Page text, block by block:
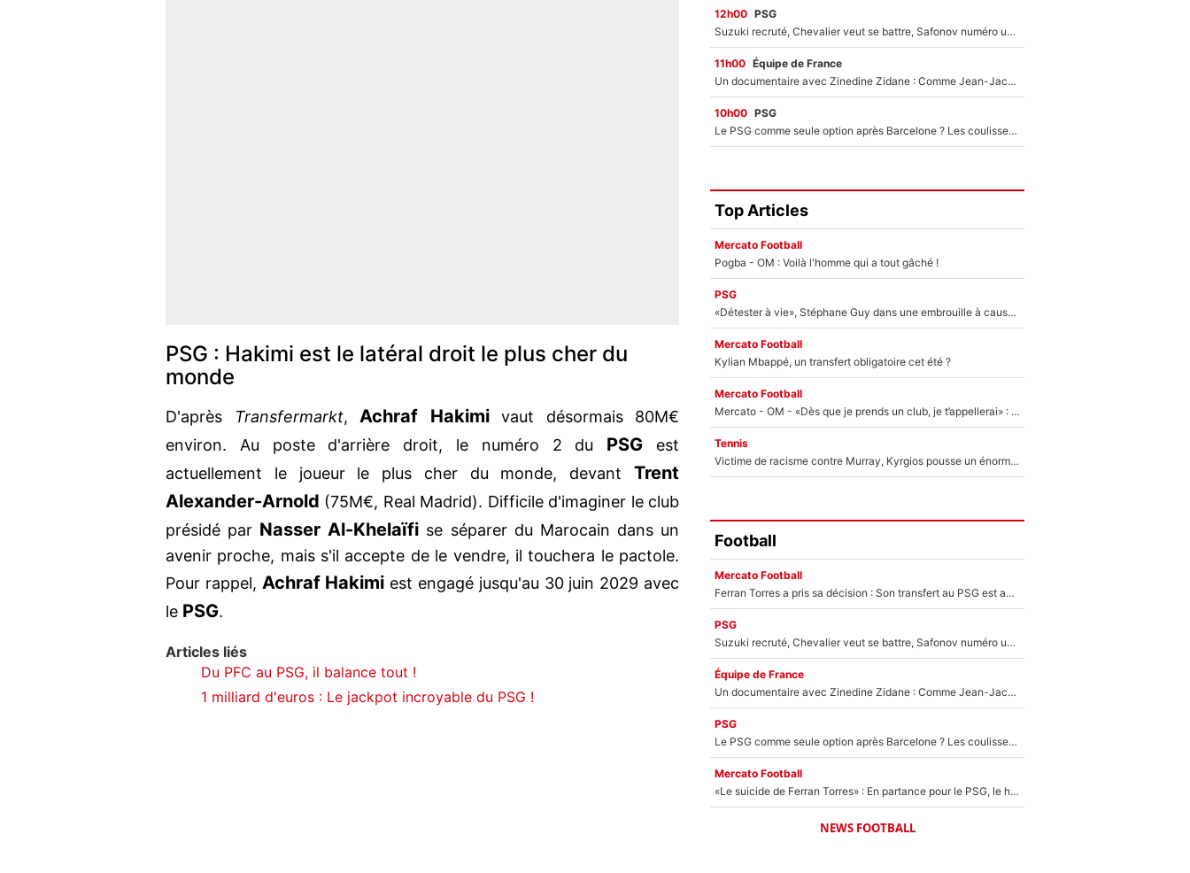
PSG : Hakimi est le latéral droit le plus cher du
monde
D'après Transfermarkt, Achraf Hakimivaut désormais 80M€
environ. Au poste d'arrière droit, le numéro 2 du PSG est
actuellement le joueur le plus cher du monde, devant Trent
Alexander-Arnold (75M€, Real Madrid). Difficile d'imaginer le club
présidé par Nasser Al-Khelaïfi se séparer du Marocain dans un
avenir proche, mais s'il accepte de le vendre, il touchera le pactole.
Pour rappel, Achraf Hakimi est engagé jusqu'au 30 juin 2029 avec
le PSG.
Articles liés
Du PFC au PSG, il balance tout !
1 milliard d'euros : Le jackpot incroyable du PSG !
12h00 PSG
Suzuki recruté, Chevalier veut se battre, Safonov numéro un… Le PSG se lance encore dans un gros chantier pour le poste de gardien de but
11h00 Équipe de France
Un documentaire avec Zinedine Zidane : Comme Jean-Jacques Goldman et Mylène Farmer, le nouveau sélectionneur de l'équipe de France a recalé une journaliste très connue
10h00 PSG
Le PSG comme seule option après Barcelone ? Les coulisses de la signature historique de Lionel Messi sont révélées au grand jour !
Top Articles
Mercato Football
Pogba - OM : Voilà l'homme qui a tout gâché !
PSG
«Détester à vie», Stéphane Guy dans une embrouille à cause du PSG !
Mercato Football
Kylian Mbappé, un transfert obligatoire cet été ?
Mercato Football
Mercato - OM - «Dès que je prends un club, je t’appellerai» : La promesse de Marcelino au moment de claquer la porte
Tennis
Victime de racisme contre Murray, Kyrgios pousse un énorme coup de gueule !
Football
Mercato Football
Ferran Torres a pris sa décision : Son transfert au PSG est annoncé en Espagne !
PSG
Suzuki recruté, Chevalier veut se battre, Safonov numéro un… Le PSG se lance encore dans un gros chantier pour le poste de gardien de but
Équipe de France
Un documentaire avec Zinedine Zidane : Comme Jean-Jacques Goldman et Mylène Farmer, le nouveau sélectionneur de l'équipe de France a recalé une journaliste très connue
PSG
Le PSG comme seule option après Barcelone ? Les coulisses de la signature historique de Lionel Messi sont révélées au grand jour !
Mercato Football
«Le suicide de Ferran Torres» : En partance pour le PSG, le héros de la finale de la Coupe du monde s'attire les foudres de la presse espagnole !
NEWS FOOTBALL